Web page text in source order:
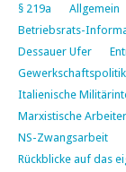
§ 219a Allgemein
Betriebsrats-
Dessauer Ufer
Gewerkschaftspolitik
Italienische
Marxistische
NS-Zwangsarbeit
Rückblicke auf das